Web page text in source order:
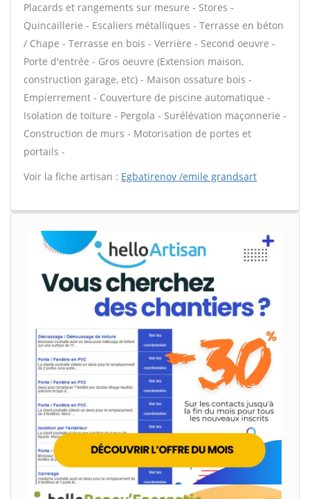
Placards et rangements sur mesure - Stores -
Quincaillerie - Escaliers métalliques - Terrasse en béton
/ Chape - Terrasse en bois - Verrière - Second oeuvre -
Porte d'entrée - Gros oeuvre (Extension maison,
construction garage, etc) - Maison ossature bois -
Empierrement - Couverture de piscine automatique -
Isolation de toiture - Pergola - Surélévation maçonnerie -
Construction de murs - Motorisation de portes et
portails -
Voir la fiche artisan : Egbatirenov /emile grandsart